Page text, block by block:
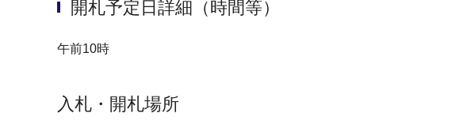
開札予定日詳細（時間等）
午前10時
入札・開札場所